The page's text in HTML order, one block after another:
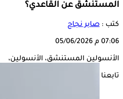
المستنشق عن القاعدي؟
كتب : صابر نجاح
07:06 م 05/06/2026
الأنسولين المستنشق، الأنسولين،
تابعنا على